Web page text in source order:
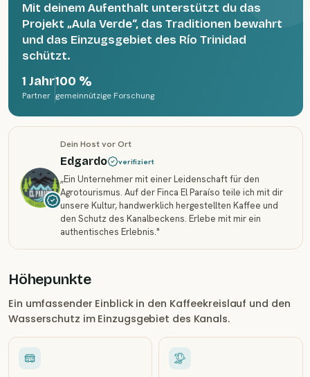
Mit deinem Aufenthalt unterstützt du das
Projekt „Aula Verde“, das Traditionen bewahrt
und das Einzugsgebiet des Río Trinidad
schützt.
1 Jahr
Partner
100 %
gemeinnützige Forschung
Dein Host vor Ort
Edgardo verifiziert
„Ein Unternehmer mit einer Leidenschaft für den
Agrotourismus. Auf der Finca El Paraíso teile ich mit dir
unsere Kultur, handwerklich hergestellten Kaffee und
den Schutz des Kanalbeckens. Erlebe mit mir ein
authentisches Erlebnis."
Höhepunkte
Ein umfassender Einblick in den Kaffeekreislauf und den
Wasserschutz im Einzugsgebiet des Kanals.